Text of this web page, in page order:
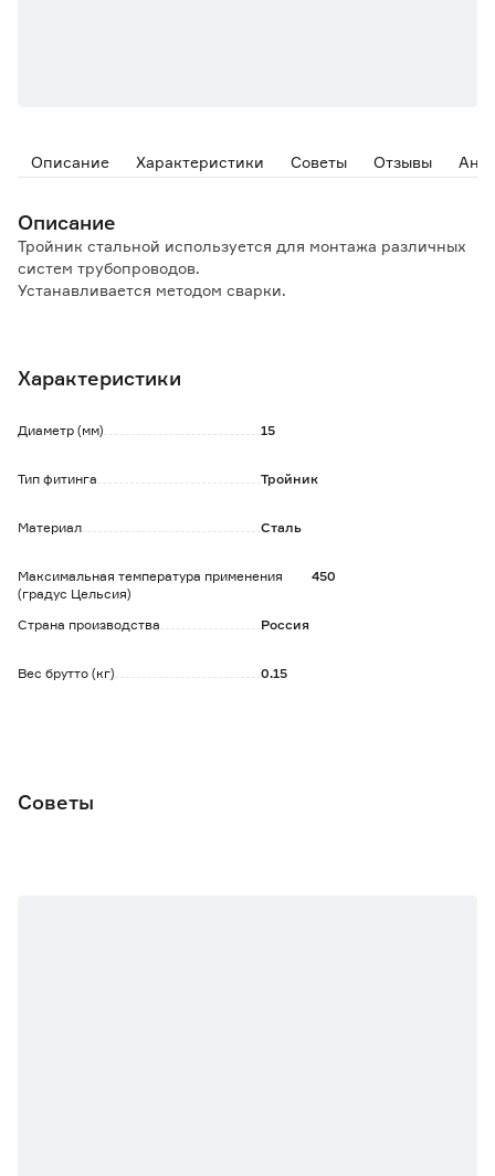
Описание Характеристики Советы Отзывы
Описание
Тройник стальной используется для монтажа различных
систем трубопроводов.
Устанавливается методом сварки.
Характеристики
Диаметр (мм) 15
Тип фитинга Тройник
Материал Сталь
Максимальная температура применения
(градус Цельсия)
450
Страна производства Россия
Вес брутто (кг) 0.15
Советы